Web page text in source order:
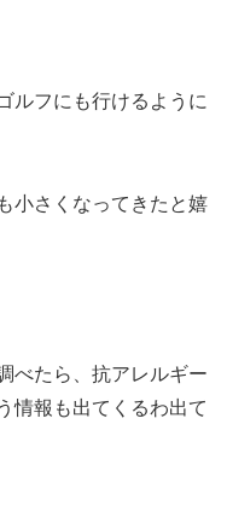
ルフにも行けるように
小さくなってきたと嬉
べたら、抗アレルギー
情報も出てくるわ出て